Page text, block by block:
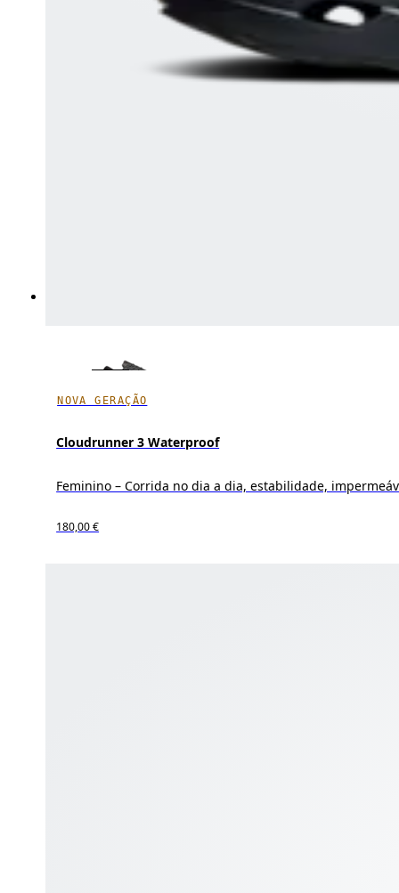
NOVA GERAÇÃO
Cloudrunner 3 Waterproof
Feminino – Corrida no dia a dia, estabilidade,
180,00 €